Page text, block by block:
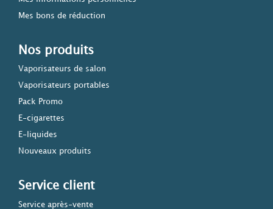
Mes bons de réduction
Nos produits
Vaporisateurs de salon
Vaporisateurs portables
Pack Promo
E-cigarettes
E-liquides
Nouveaux produits
Service client
Service après-vente